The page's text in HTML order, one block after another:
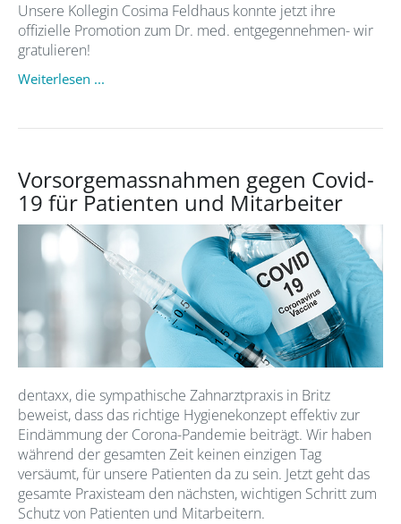
Unsere Kollegin Cosima Feldhaus konnte jetzt ihre
offizielle Promotion zum Dr. med. entgegennehmen- wir
gratulieren!
Weiterlesen ...
Vorsorgemassnahmen gegen Covid-
19 für Patienten und Mitarbeiter
dentaxx, die sympathische Zahnarztpraxis in Britz
beweist, dass das richtige Hygienekonzept effektiv zur
Eindämmung der Corona-Pandemie beiträgt. Wir haben
während der gesamten Zeit keinen einzigen Tag
versäumt, für unsere Patienten da zu sein. Jetzt geht das
gesamte Praxisteam den nächsten, wichtigen Schritt zum
Schutz von Patienten und Mitarbeitern.